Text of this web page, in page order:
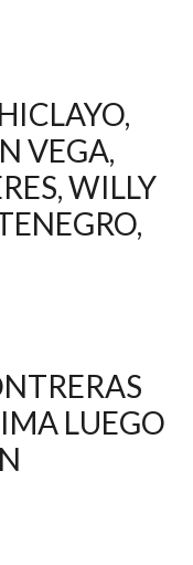
VEGA,
WILLY
LUEGO